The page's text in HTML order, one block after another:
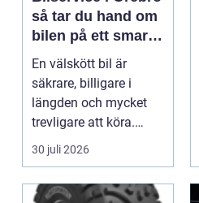
så tar du hand om
bilen på ett smart
sätt
En välskött bil är
säkrare, billigare i
längden och mycket
trevligare att köra.
Trots det väntar mån...
30 juli 2026